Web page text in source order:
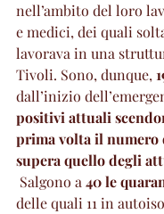
nell’ambito del loro
e medici, dei quali
lavorava in una
Tivoli. Sono, dunque,
dall’inizio
positivi attuali
prima volta il numero
supera quello degli
Salgono a 40 le
delle quali 11 in